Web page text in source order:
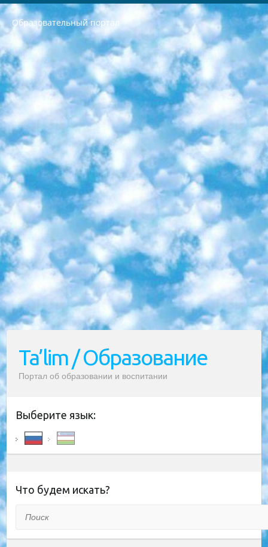
Образовательный портал
РЕСПУБЛИКА УЗБЕКИСТАН МИНИСТРЕРСТВО ДОШКОЛЬНОГО И ШКОЛЬНОГО ОБРАЗОВАНИЯ КОМАНДА в общеобразовательных учреждениях в 2023-2024 учебном году организация и проведение итоговой государственной аттестации обучающихся о Министра дошкольного и школьного образования Республики Узбекистан от 4 марта 2008 года (постановлением Минюста от 20 марта 2008 года № 1778 государственной регистрации) «Итоговое состояние учащихся общего среднего образования на основании положения об утверждении положения об аттестации общего среднего образования выпускной экзамен студентов в образовательных учреждениях в 2023-2024 учебном году В целях организации и прохождения аттестации приказываю: 1. Следующее: перечень предметов, по которым будет проводиться итоговая государственная аттестация и экзамен формы перевода согласно приложению 1; сертификаты международного образца, оценивающие уровень владения иностранными языками перечень согласно приложению 2; 2. Педагогический при специализированных образовательных учреждениях. научно-практический центр квалификации и международной оценки (Д.Давидова) 2024 г. До 25 марта: задания по предметам, по которым будет проводиться итоговая аттестация разработка и утверждение технических условий; итоговая аттестация на основании разработанного предметного задания разработка вопросов по предметам (устно и письменно), экзамен передача; общеобразовательные средние школы и специальные учебные заведения учащиеся выпускных классов школ и интернатов в агентской системе подготовка базы данных экзаменационных материалов и критериев оценки; перевод базы экзаменационных материалов на все языки обучения подать в Республиканский образовательный центр для изготовления; варианты экзаменов на основе разработанных контрольных материалов пусть будут поставлены задачи формирования. 3. Республиканский образовательный центр (Ш.Худайкулов) до 5 апреля 2024 года. до: база данных предоставленных экзаменационных материалов на все языки обучения перевод и экспертиза; для слепых, слабовидящих, глухих, слабослышащих и умственно отсталых детей учащиеся выпускных классов специализированных школ и школ-интернатов база данных экзаменационных материалов на всех преподаваемых языках подготовка критериев оценки; специализированные школы для умственно отсталых детей и технологии для учащихся выпускных классов школ-интернатов разработка соответствующих рекомендаций и критериев проведения ЕГЭ по естествознанию давать задания. 4. Педагогический при специализированных образовательных учреждениях. Научно-практический центр навыков и международной оценки (Д.Давидова), Республика образовательный центр (Худайкулов Ш.) итоговый государственный аттестационный экзамен ориентирован на творческое и логическое мышление при подготовке базы материалов учитывать введение заданий. 5. Следует отметить, что: сертификат государственного образца о знании общеобразовательного предмета и как минимум национальный уровень B1 по предметам на иностранных языках, указанным в Приложении 2. или международно признанный сертификат эквивалентного уровня студенты, изучающие определенный предмет, освобождаются от экзамена; по соответствующим предметам запланирована итоговая государственная аттестация за день до дня, путем жеребьевки Рабочей группой (в письменной форме по предметам, проводимым в форме) из числа сформированных вариантов выбрано 2 варианта; 2 выбранных варианта экзамена анонсированы на официальном сайте министерства и все выпускники по всей стране на основе этих вариантов проводит итоговую государственную аттестацию. 6. Государственное образование учащихся средних общеобразовательных учреждений. знания в соответствии с квалификационными требованиями, которые необходимо приобрести на основании стандартов итоговый (выпускной) контроль для 9 и 11 классов в целях тестирования Экзамены (далее – экзамены) состоят из предметов, перечисленных в приложении 1. будет сделано. 7. Экзамены пройдут с 26 мая по 15 июня 2024 г. (кроме науки физического воспитания). 8. Физическая для учащихся 9 классов общесредних образовательных учреждений. Экзамены по предмету «Образование, квалификация медицина» 1-6 мая 2024 года. сотрудники перевести под присмотр (с отклонениями в физическом или умственном развитии) специализированная школа для детей, школы-интернаты и со сколиозом школы-интернаты санаторного типа для больных детей исключены). 9. Он был слепым, слабовидящим и имел нарушения опорно-двигательного аппарата. экзамены в специализированных школах и интернатах для детей должны проводиться исходя из требований, предъявляемых к общеобразовательным учреждениям (физкультура кроме науки). 10. Специализированная школа для глухих и слабослышащих детей. и экзамены в интернатах и быть реализован в виде письменного теста по математике. 11. Специальность для умственно отсталых детей. Для 9 класса Родной язык и литературное письмо Государственный язык (язык обучения – узбекский). для неклассов) написано Математическое письмо Письменная/устная история Узбекистана Физическое воспитание практично Итоговый контроль Для 11 класса Написание родного языка и литературы (эссе) Математическое письмо Узбекский язык (обучение на узбекском языке) не посещающее общее среднее образование для учреждений)/Образовательное учреждение выбор письменный и устный Иностранный язык письменный/устный Письменная/устная история Узбекистана *По выбору студента:  Химия  Физика  Основы государственного права  География 10 бесплатных образовательных ресурсов - Мы составили подборку онлайн-проектов с интерактивными упражнениями, видеолекциями и статьями. Они помогут вам обрести новые и освежить старые знания бесплатно. 1. «ИНТУИТ» Старейшая образовательная площадка Рунета. Здесь вы найдёте сотни текстовых и видеокурсов на десятки различных тем — от программирования до психологии. Многие курсы подготовлены российскими университетами и крупными международными компаниями вроде Intel и Microsoft. Самостоятельное обучение бесплатное, но желающие могут оплатить услуги персональных наставников. 2. «Смартия» знакомит с актуальными профессиями и подсказывает, как им обучаться. Выбрав заинтересовавшую вас специальность — SMM-специалист, фотограф, веб-дизайнер или другую, — увидите список необходимых для неё умений. Чтобы вы могли освоить их самостоятельно, для каждого умения площадка отображает подборку ссылок на учебные материалы. Хотя «Смартия» ориентируется на русскоязычную аудиторию, часть контента всё же доступна только на английском. 3. «Лекторий Физтеха» Проект Московского физико-технического института (Физтеха). С его помощью вы можете смотреть онлайн серии лекций, записанные на видео в этом вузе. В числе доступных предметов — физика, биология, химия, информационные технологии и другие. К некоторым лекциям администрация ресурса прилагает готовые конспекты, которые можно скачивать в PDF-формате. 4. ITMOcourses Онлайн-площадка Санкт-Петербургского национального исследовательского университета информационных технологий, механики и оптики (ИТМО). Ресурс предоставляет свободный доступ к курсам, разработанным в этом вузе. Каталог материалов разбит на четыре категории: «Оптические системы и технологии», «Приборостроение и робототехника», «Информационные технологии» и «Биотехнологии». Курсы состоят из видеолекций, интерактивных демонстраций и заданий. 5. «КиберЛенинка» Электронная научная библиотека открытого доступа. Каталог площадки регулярно обрастает текстами статей из различных научных изданий. Сгруппированные по журналам и рубрикам публикации можно читать онлайн или скачивать целиком в PDF-формате. Проект нацелен на популяризацию науки за счёт открытого доступа к качественной информации. 6. «ПостНаука» На этом ресурсе публикуют подборки видеолекций, составленные экспертами из разных отраслей и объединённые общими темами. Среди них, к примеру, есть серии «Биоинформатика и геномика», «Культура средневековой Скандинавии» и Cinema Studies о теории кино. Каждая подборка лекций — логически связанная история, рассказанная экспертом от первого лица. Кроме того, на сайте появляются научно-образовательные статьи и тесты на разные темы. 7. «Newочём» Команда проекта «Newочём» отбирает самые интересные тексты из англоязычных СМИ и переводит те из них, за которые голосуют участники сообщества «ВКонтакте». По большей части это научно-популярные статьи. Редакторы придумывают лишь заголовки, в остальном содержание переводов соответствует оригиналам. Полные тексты можно читать прямо в социальной сети. 8. InternetUrok Онлайн-база материалов по основным дисциплинам школьной программы. Информация на сайте структурирована по классам, предметам и темам (урокам). Каждый урок состоит из видеолекций и конспектов. Есть также интерактивные тренажёры и тесты для закрепления пройденного материала. Даже если вы давно окончили школу, возможность повторить программу старших классов всегда может пригодиться. 9. Edutainme Ещё один ресурс об образовании. В отличие от Newtonew, как мне кажется, Edutainme больше ориентируется на представителей индустрии: педагогов, предпринимателей, разработчиков образовательных проектов. Но и любой, кто просто стремится к саморазвитию, найдёт на сайте много полезного и интересного для себя. Например, информацию о новых курсах и образовательных сервисах. 10. Newtonew Онлайн-медиа об образовании и обучении в широком смысле. Авторы Newtonew пишут об инструментах, заведениях, тактиках и стратегиях, которые помогают учить других и получать новые знания самостоятельно. На этой площадке вы найдёте новости, обзоры, аналитические мат
Ta’lim / Образование
Портал об образовании и воспитании
Выберите язык:
Что будем искать?